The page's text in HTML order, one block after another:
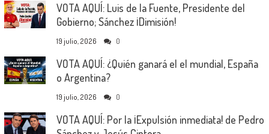
VOTA AQUÍ: Luis de la Fuente, Presidente del
Gobierno; Sánchez ¡Dimisión!
19 julio, 2026 0
VOTA AQUÍ: ¿Quién ganará el el mundial, España
o Argentina?
19 julio, 2026 0
VOTA AQUÍ: Por la ¡Expulsión inmediata! de Pedro